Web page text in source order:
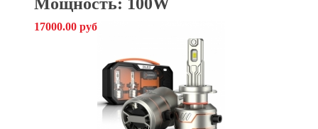
17000.00 руб